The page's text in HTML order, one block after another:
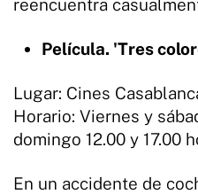
reencuentra
Película. 'Tres
Lugar: Cines
Horario: Viernes y
domingo 12.00 y 17.00
En un accidente de